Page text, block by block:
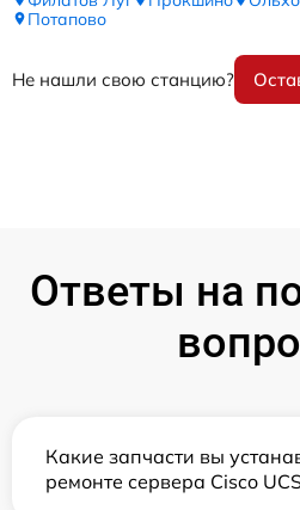
Потапово
Не нашли свою станцию?
Ответы на
Какие запчасти вы
ремонте сервера Cisco